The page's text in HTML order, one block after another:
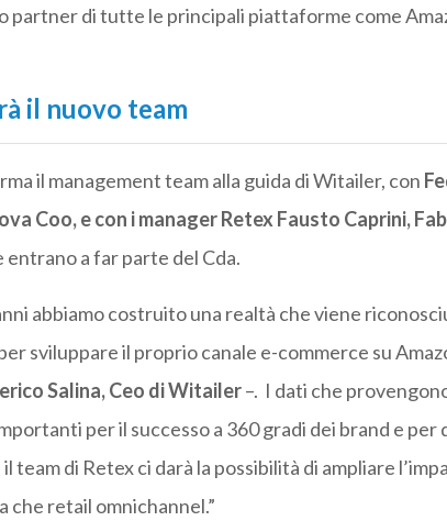
partner di tutte le principali piattaforme come
il nuovo team
il management team alla guida di Witailer, con
Coo, e con i manager Retex Fausto Caprini,
entrano a far parte del Cda.
abbiamo costruito una realtà che viene
sviluppare il proprio canale e-commerce su
Salina, Ceo di Witailer–. I dati che
per il successo a 360 gradi dei brand e
team di Retex ci darà la possibilità di ampliare
che retail omnichannel.”